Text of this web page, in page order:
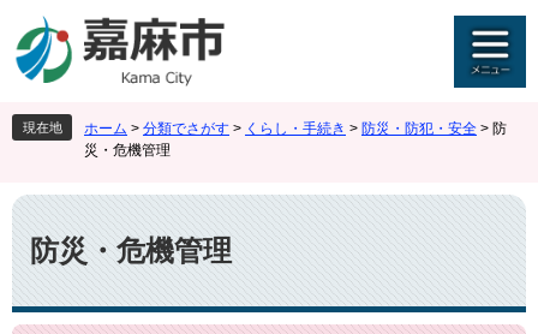
ジ
先
頭
。
ュ
を
飛
て
本
文
へ
現在地 ホーム > 分類でさがす > くらし・手続き > 防災・防犯・安全 > 防
災・危機管理
本
文
防災・危機管理